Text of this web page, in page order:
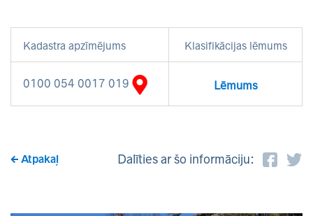
Kadastra apzīmējums Klasifikācijas lēmums
0100 054 0017 019 Lēmums
Atpakaļ Dalīties ar šo informāciju: